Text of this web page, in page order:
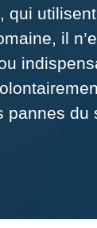
qui
il
pannes du